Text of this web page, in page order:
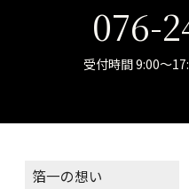
076-
受付時間 9:00～
箔一の想い